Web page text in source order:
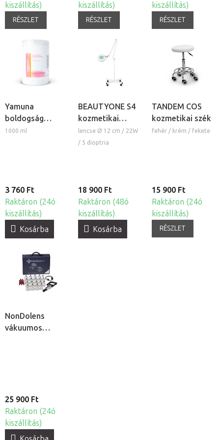
kiszállítás)
RÉSZLET
kiszállítás)
RÉSZLET
kiszállítás)
RÉSZLET
Yamuna
boldogság
masszázskrém
1000 ml
3 760 Ft
Raktáron (24ó
kiszállítás)
Kosárba
BEAUTYONE S4
kozmetikai
lámpa nagyítóval
és állvánnyal
lencse Ø 12 cm / 22W
/ 5 dioptria
18 900 Ft
Raktáron (48ó
kiszállítás)
Kosárba
TANDEM COS
kozmetikai szék
fehér / krém / fekete
15 900 Ft
Raktáron (24ó
kiszállítás)
RÉSZLET
NonDolens
vákuumos
25 900 Ft
Raktáron (24ó
kiszállítás)